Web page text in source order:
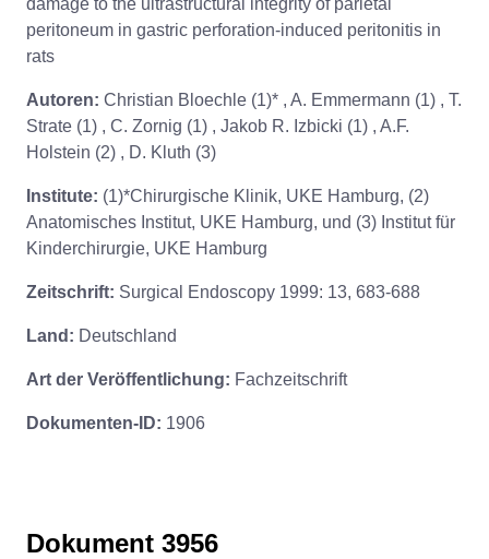
peritoneum in gastric perforation-induced peritonitis in
rats
Autoren: Christian Bloechle (1)* , A. Emmermann (1) , T.
Strate (1) , C. Zornig (1) , Jakob R. Izbicki (1) , A.F.
Holstein (2) , D. Kluth (3)
Institute: (1)*Chirurgische Klinik, UKE Hamburg, (2)
Anatomisches Institut, UKE Hamburg, und (3) Institut für
Kinderchirurgie, UKE Hamburg
Zeitschrift: Surgical Endoscopy 1999: 13, 683-688
Land: Deutschland
Art der Veröffentlichung: Fachzeitschrift
Dokumenten-ID: 1906
Dokument 3956